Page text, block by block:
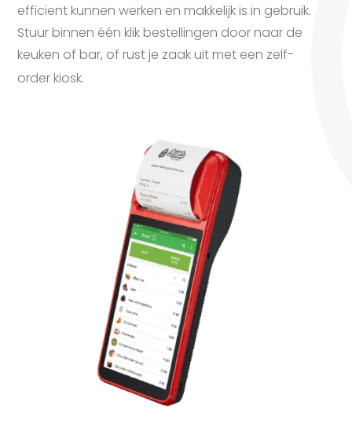
efficient kunnen werken en makkelijk is in gebruik.
Stuur binnen één klik bestellingen door naar de
keuken of bar, of rust je zaak uit met een zelf-
order kiosk.